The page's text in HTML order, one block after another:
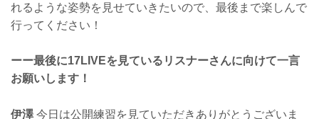
れるような姿勢を見せていきたいので、最後まで楽しんで
行ってください！
ーー最後に17LIVEを見ているリスナーさんに向けて一言
お願いします！
伊澤今日は公開練習を見ていただきありがとうございま